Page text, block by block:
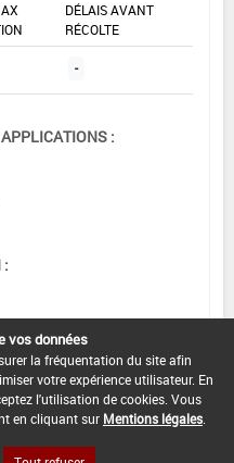
DÉLAIS AVANT
RÉCOLTE
-
:
:
vos données
la fréquentation du site afin
votre expérience utilisateur. En
l'utilisation de cookies. Vous
en cliquant sur Mentions légales